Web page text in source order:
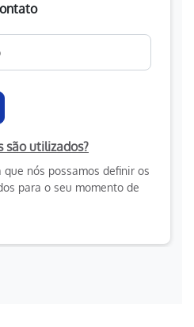
são utilizados?
nós possamos definir os
para o seu momento de